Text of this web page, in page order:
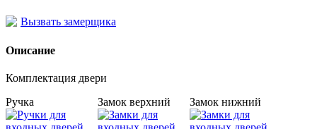
Вызвать замерщика
Описание
Комплектация двери
Ручка
Замок верхний Замок нижний